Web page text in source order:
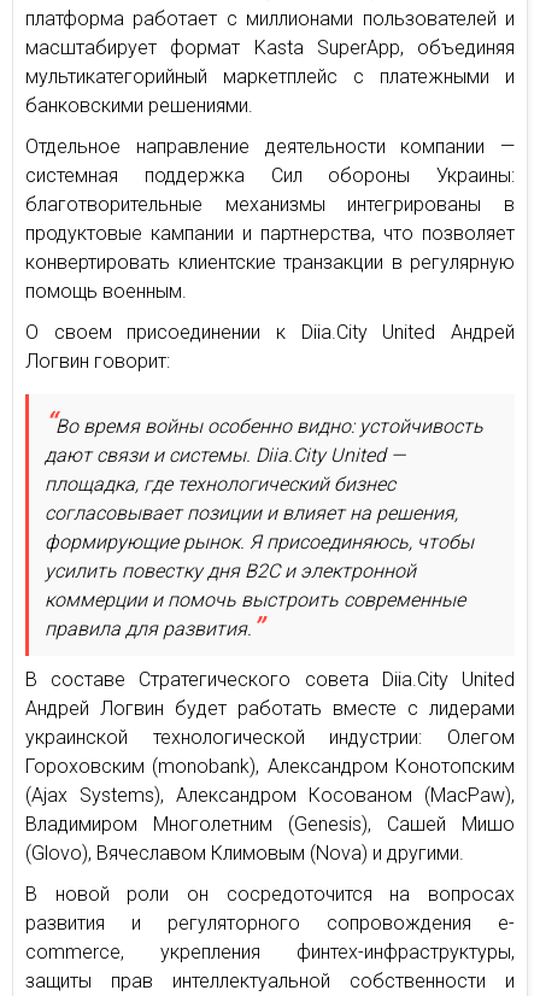
платформа работает с миллионами пользователей и
масштабирует формат Kasta SuperApp, объединяя
мультикатегорийный маркетплейс с платежными и
банковскими решениями.
Отдельное направление деятельности компании —
системная поддержка Сил обороны Украины:
благотворительные механизмы интегрированы в
продуктовые кампании и партнерства, что позволяет
конвертировать клиентские транзакции в регулярную
помощь военным.
О своем присоединении к Diia.City United Андрей
Логвин говорит:
Во время войны особенно видно: устойчивость
дают связи и системы. Diia.City United —
площадка, где технологический бизнес
согласовывает позиции и влияет на решения,
формирующие рынок. Я присоединяюсь, чтобы
усилить повестку дня B2C и электронной
коммерции и помочь выстроить современные
правила для развития.
В составе Стратегического совета Diia.City United
Андрей Логвин будет работать вместе с лидерами
украинской технологической индустрии: Олегом
Гороховским (monobank), Александром Конотопским
(Ajax Systems), Александром Косованом (MacPaw),
Владимиром Многолетним (Genesis), Сашей Мишо
(Glovo), Вячеславом Климовым (Nova) и другими.
В новой роли он сосредоточится на вопросах
развития и регуляторного сопровождения e-
commerce, укрепления финтех-инфраструктуры,
защиты прав интеллектуальной собственности и